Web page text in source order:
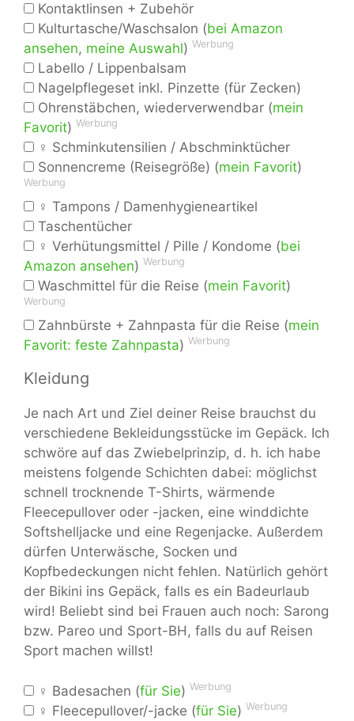
Kontaktlinsen + Zubehör
Kulturtasche/Waschsalon (bei Amazon
ansehen, meine Auswahl) Werbung
Labello / Lippenbalsam
Nagelpflegeset inkl. Pinzette (für Zecken)
Ohrenstäbchen, wiederverwendbar (mein
Favorit) Werbung
♀ Schminkutensilien / Abschminktücher
Sonnencreme (Reisegröße) (mein Favorit)
Werbung
♀ Tampons / Damenhygieneartikel
Taschentücher
♀ Verhütungsmittel / Pille / Kondome (bei
Amazon ansehen) Werbung
Waschmittel für die Reise (mein Favorit)
Werbung
Zahnbürste + Zahnpasta für die Reise (mein
Favorit: feste Zahnpasta) Werbung
Kleidung
Je nach Art und Ziel deiner Reise brauchst du
verschiedene Bekleidungsstücke im Gepäck. Ich
schwöre auf das Zwiebelprinzip, d. h. ich habe
meistens folgende Schichten dabei: möglichst
schnell trocknende T-Shirts, wärmende
Fleecepullover oder -jacken, eine winddichte
Softshelljacke und eine Regenjacke. Außerdem
dürfen Unterwäsche, Socken und
Kopfbedeckungen nicht fehlen. Natürlich gehört
der Bikini ins Gepäck, falls es ein Badeurlaub
wird! Beliebt sind bei Frauen auch noch: Sarong
bzw. Pareo und Sport-BH, falls du auf Reisen
Sport machen willst!
♀ Badesachen (für Sie) Werbung
♀ Fleecepullover/-jacke (für Sie) Werbung